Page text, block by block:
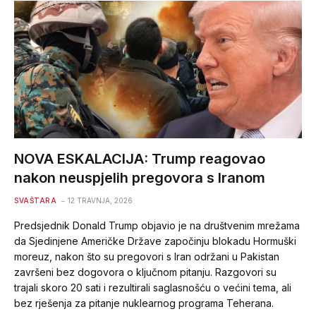
NOVA ESKALACIJA: Trump reagovao
nakon neuspjelih pregovora s Iranom
SVAŠTARA 12 TRAVNJA, 2026
Predsjednik Donald Trump objavio je na društvenim mrežama
da Sjedinjene Američke Države započinju blokadu Hormuški
moreuz, nakon što su pregovori s Iran održani u Pakistan
završeni bez dogovora o ključnom pitanju. Razgovori su
trajali skoro 20 sati i rezultirali saglasnošću o većini tema, ali
bez rješenja za pitanje nuklearnog programa Teherana.